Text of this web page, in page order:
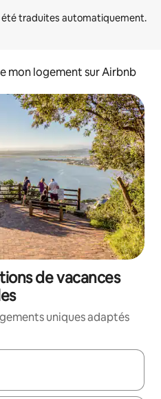
mon logement sur Airbnb
de vacances
uniques adaptés
utilisez les flèches vers le